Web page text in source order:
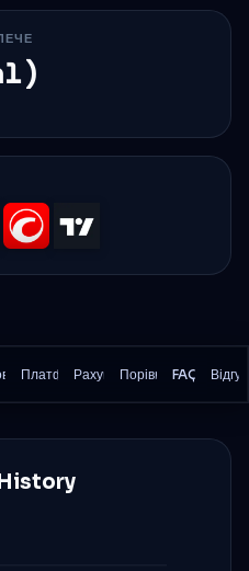
MetaTrader
5
cTrader
ПлатформиРахунокПорівняння
FAQ